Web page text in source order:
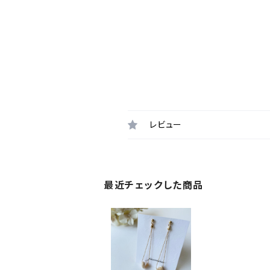
レビュー
最近チェックした商品